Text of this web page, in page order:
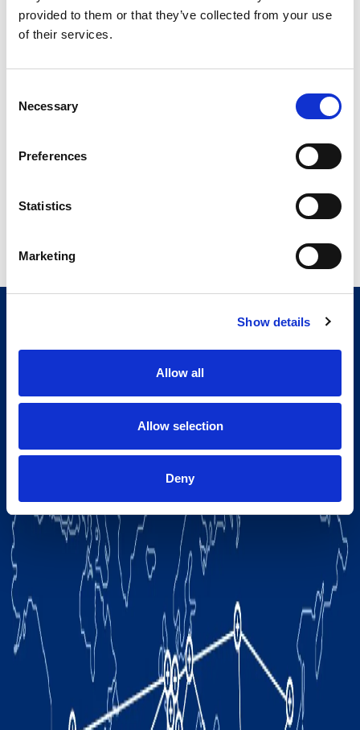
provided to them or that they’ve collected from your use
of their services.
Selection
Necessary
Preferences
Statistics
Marketing
Show details
Allow all
Allow selection
Deny
validé dans trois cas d’utilisation, dans les secteurs de
l’aérospatiale, du pétrole et du gaz et de la production
01.2017 - 12.2019
COMAU FRANCE, LMS, Prima Power, 3D New